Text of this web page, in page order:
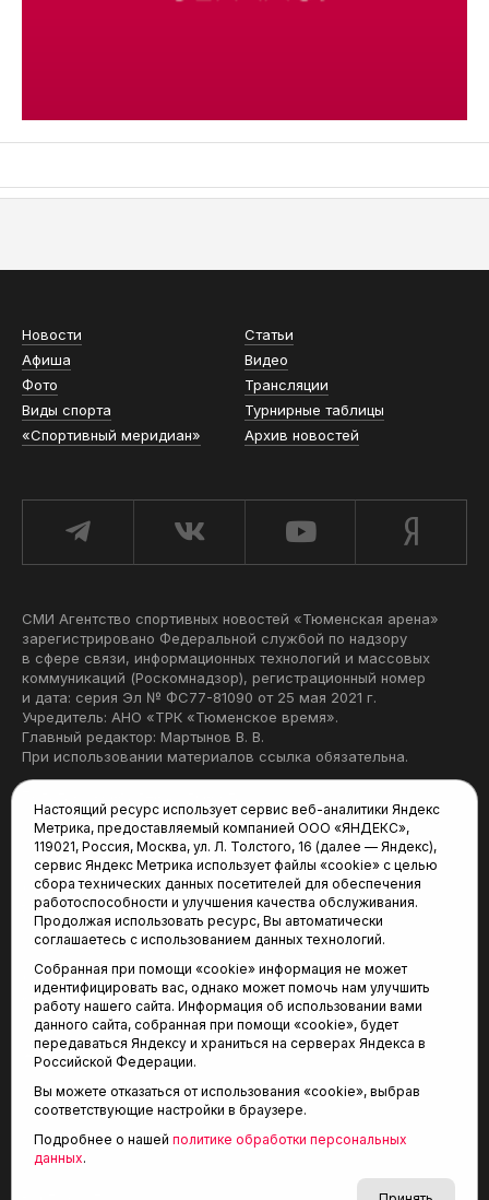
Новости
Статьи
Афиша
Видео
Фото
Трансляции
Виды спорта
Турнирные таблицы
«Спортивный меридиан»
Архив новостей
СМИ Агентство спортивных новостей «Тюменская арена»
зарегистрировано Федеральной службой по надзору
в сфере связи, информационных технологий и массовых
коммуникаций (Роскомнадзор), регистрационный номер
и дата: серия Эл № ФС77-81090 от 25 мая 2021 г.
Учредитель: АНО «ТРК «Тюменское время».
Главный редактор: Мартынов В. В.
При использовании материалов ссылка обязательна.
Редакция:
625035, Тюмень, пр. Геологоразведчиков, 28А
(3452) 68-22-28
tum-arena@mail.ru
Отдел продаж:
(3452) 68-89-78
kotovaev@sibinformburo.ru
© 2001-2026 Агентство спортивных новостей
Настоящий ресурс использует сервис веб-аналитики Яндекс
Метрика, предоставляемый компанией ООО «ЯНДЕКС»,
119021, Россия, Москва, ул. Л. Толстого, 16 (далее — Яндекс),
сервис Яндекс Метрика использует файлы «cookie» с целью
сбора технических данных посетителей для обеспечения
работоспособности и улучшения качества обслуживания.
Продолжая использовать ресурс, Вы автоматически
соглашаетесь с использованием данных технологий.
Собранная при помощи «cookie» информация не может
идентифицировать вас, однако может помочь нам улучшить
работу нашего сайта. Информация об использовании вами
данного сайта, собранная при помощи «cookie», будет
передаваться Яндексу и храниться на серверах Яндекса в
Российской Федерации.
Вы можете отказаться от использования «cookie», выбрав
соответствующие настройки в браузере.
Подробнее о нашей политике обработки персональных
данных.